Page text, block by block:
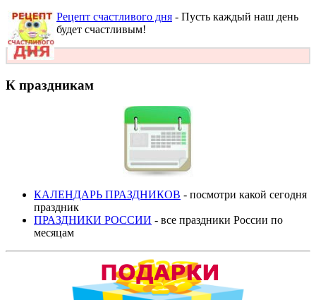
Рецепт счастливого дня - Пусть каждый наш день
будет счастливым!
К праздникам
КАЛЕНДАРЬ ПРАЗДНИКОВ - посмотри какой сегодня
праздник
ПРАЗДНИКИ РОССИИ - все праздники России по
месяцам